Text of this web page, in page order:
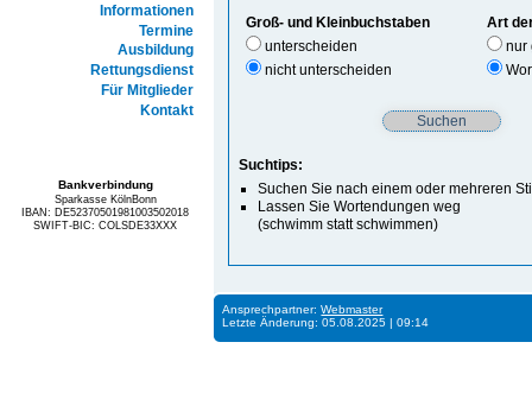
Informationen
Termine
Ausbildung
Rettungsdienst
Für Mitglieder
Kontakt
Bankverbindung
Sparkasse KölnBonn
IBAN: DE52370501981003502018
SWIFT-BIC: COLSDE33XXX
Groß- und Kleinbuchstaben
unterscheiden
nicht unterscheiden
Art
nur
Suchtips:
Suchen Sie nach einem oder mehreren
Lassen Sie Wortendungen weg
(schwimm statt schwimmen)
Ansprechpartner:Webmaster
Letzte Änderung: 05.08.2025 | 09:14